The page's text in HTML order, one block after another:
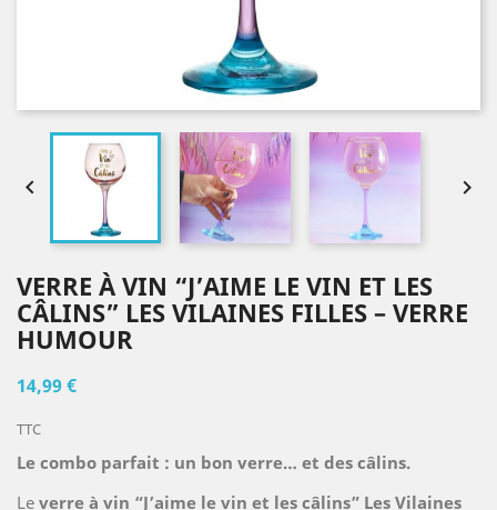
 
VERRE À VIN “J’AIME LE VIN ET LES
CÂLINS” LES VILAINES FILLES – VERRE
HUMOUR
14,99 €
TTC
Le combo parfait : un bon verre… et des câlins.
Le verre à vin “J’aime le vin et les câlins” Les Vilaines